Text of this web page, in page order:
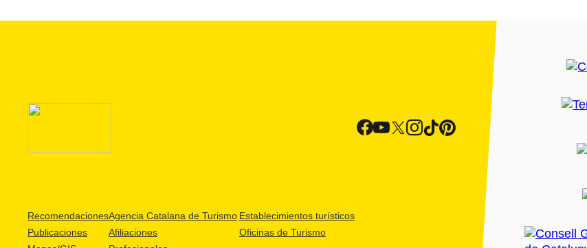
Recomendaciones
Publicaciones
Agencia Catalana de Turismo
Afiliaciones
Establecimientos turísticos
Oficinas de Turismo